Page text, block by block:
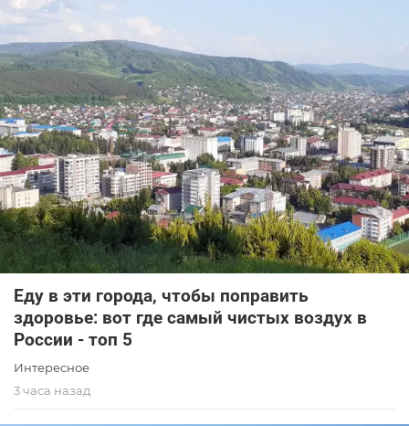
Еду в эти города, чтобы поправить
здоровье: вот где самый чистых воздух в
России - топ 5
Интересное
3 часа назад